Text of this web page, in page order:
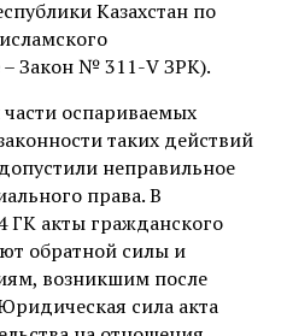
Казахстан по
Закон № 311-V ЗРК).
оспариваемых
таких действий
неправильное
права. В
ГК акты гражданского
обратной силы и
возникшим после
сила акта